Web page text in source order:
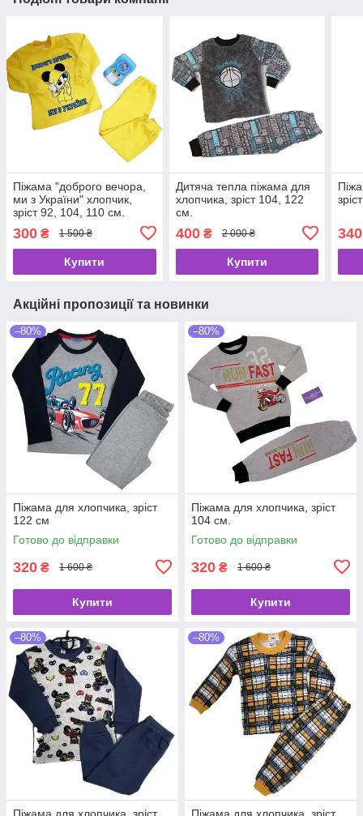
Піжама "доброго вечора,
ми з України" хлопчик,
зріст 92, 104, 110 см.
300 ₴ 1 500 ₴
Купити
Дитяча тепла піжама для
хлопчика, зріст 104, 122
см.
400₴ 2 000 ₴
Купити
340
Акційні пропозиції та новинки
–80%
Піжама для хлопчика, зріст
122 см
Готово до відправки
320 ₴ 1 600 ₴
Купити
–80%
Піжама для хлопчика, зріст
104 см.
Готово до відправки
320 ₴ 1 600 ₴
Купити
–80% –80%